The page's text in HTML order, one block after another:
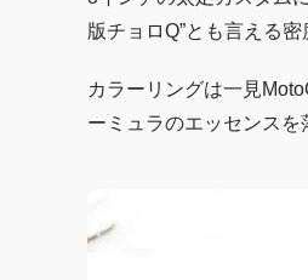
版チョロQ”とも言える
カラーリングは一見
ーミュラのエッセンスを